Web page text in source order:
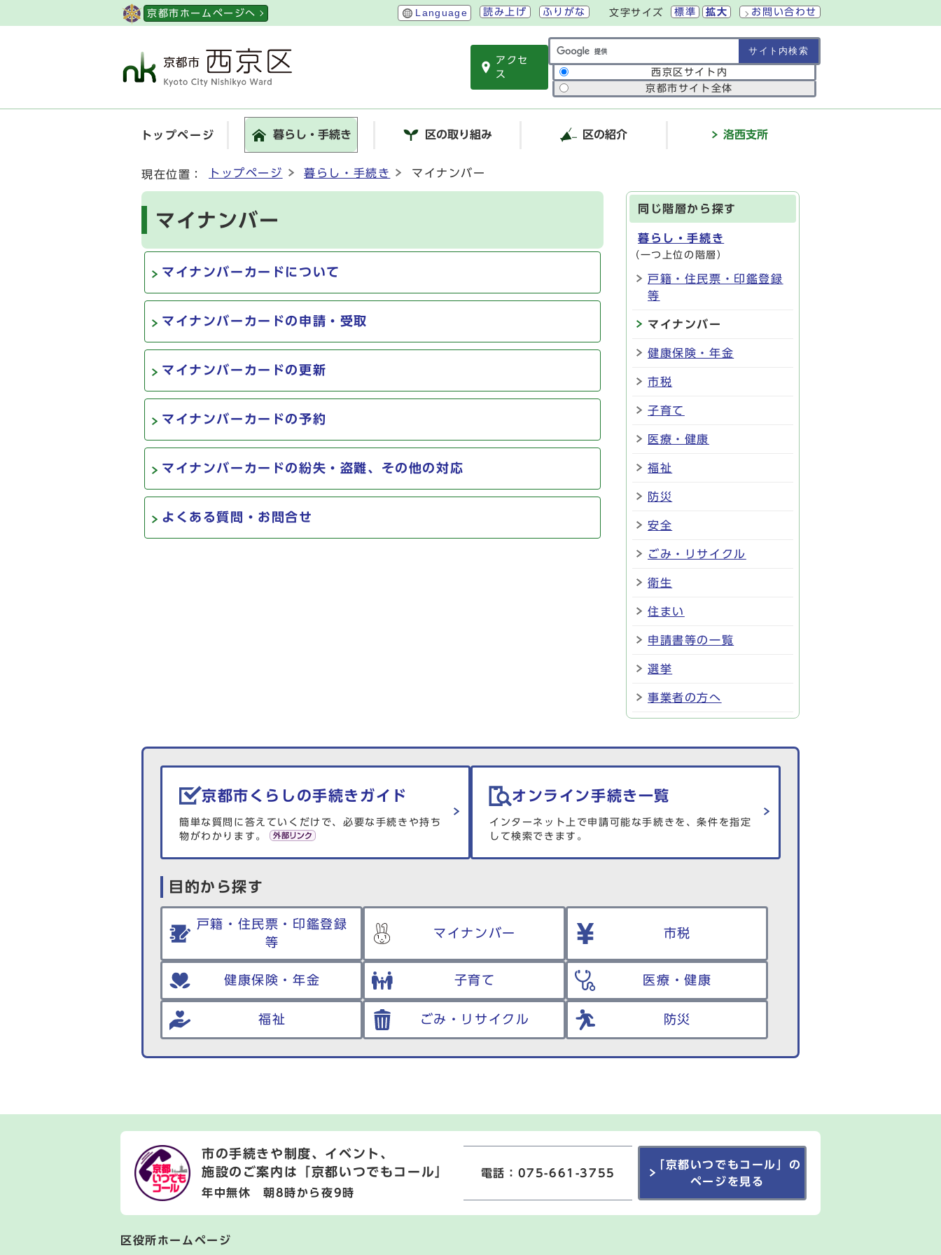
京都市ホームページへ Language 読み上げ ふりがな 文字サイズ 標準 拡大 お問い合わせ
アクセ
ス
サイト内検索の範囲
西京区サイト内
京都市サイト全体
トップページ 暮らし・手続き 区の取り組み 区の紹介 洛西支所
現在位置： トップページ 暮らし・手続き マイナンバー
マイナンバー
マイナンバーカードについて
マイナンバーカードの申請・受取
マイナンバーカードの更新
マイナンバーカードの予約
マイナンバーカードの紛失・盗難、その他の対応
よくある質問・お問合せ
同じ階層から探す
暮らし・手続き
（一つ上位の階層）
戸籍・住民票・印鑑登録
等
マイナンバー
健康保険・年金
市税
子育て
医療・健康
福祉
防災
安全
ごみ・リサイクル
衛生
住まい
申請書等の一覧
選挙
事業者の方へ
生活情報を探す
京都市くらしの手続きガイド
簡単な質問に答えていくだけで、必要な手続きや持ち
物がわかります。
オンライン手続き一覧
インターネット上で申請可能な手続きを、条件を指定
して検索できます。
目的から探す
戸籍・住民票・印鑑登録
等
マイナンバー 市税
健康保険・年金 子育て 医療・健康
福祉 ごみ・リサイクル 防災
市の手続きや制度、イベント、
施設のご案内は
「京都いつでもコール」
年中無休 朝8時から夜9時
電話：075-661-3755
「京都いつでもコール」の
ページを見る
区役所ホームページ